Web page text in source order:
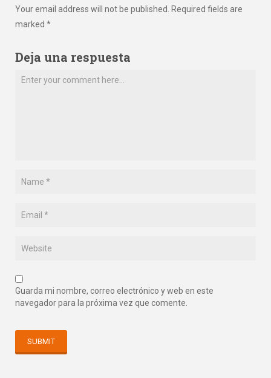
Your email address will not be published. Required fields are
marked *
Deja una respuesta
Guarda mi nombre, correo electrónico y web en este
navegador para la próxima vez que comente.